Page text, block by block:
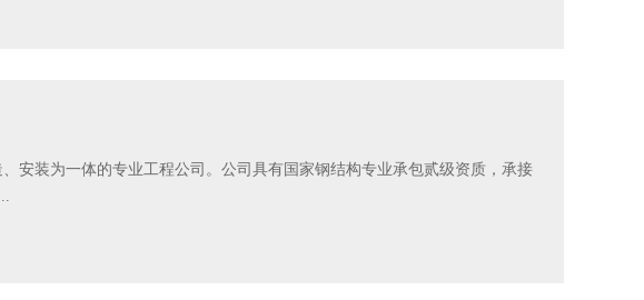
安装为一体的专业工程公司。公司具有国家钢结构专业承包贰级资质，承接